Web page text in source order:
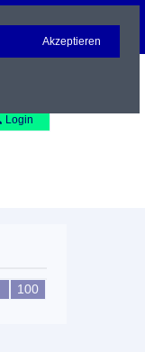
Login
100
Akzeptieren